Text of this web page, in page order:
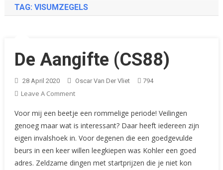
TAG: VISUMZEGELS
De Aangifte (CS88)
28 April 2020 Oscar Van Der Vliet 794
Leave A CommentOn
Aangifte
(CS88)
Voor mij een beetje een rommelige periode! Veilingen
genoeg maar wat is interessant? Daar heeft iedereen zijn
eigen invalshoek in. Voor degenen die een goedgevulde
beurs in een keer willen leegkiepen was Kohler een goed
adres. Zeldzame dingen met startprijzen die je niet kon